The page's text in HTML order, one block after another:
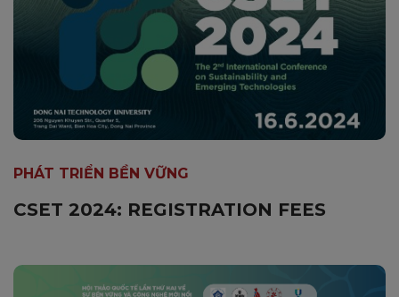
PHÁT TRIỂN BỀN VỮNG
CSET 2024: REGISTRATION FEES